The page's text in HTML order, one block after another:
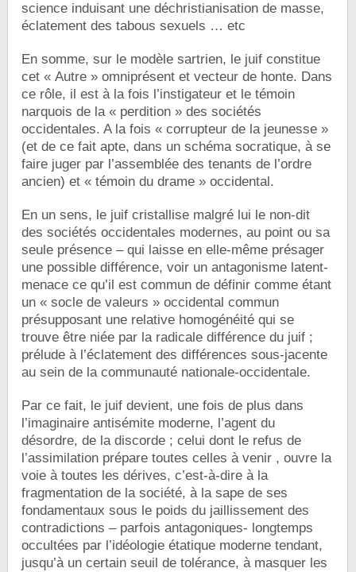
science induisant une déchristianisation de masse,
éclatement des tabous sexuels … etc
En somme, sur le modèle sartrien, le juif constitue
cet « Autre » omniprésent et vecteur de honte. Dans
ce rôle, il est à la fois l’instigateur et le témoin
narquois de la « perdition » des sociétés
occidentales. A la fois « corrupteur de la jeunesse »
(et de ce fait apte, dans un schéma socratique, à se
faire juger par l’assemblée des tenants de l’ordre
ancien) et « témoin du drame » occidental.
En un sens, le juif cristallise malgré lui le non-dit
des sociétés occidentales modernes, au point ou sa
seule présence – qui laisse en elle-même présager
une possible différence, voir un antagonisme latent-
menace ce qu’il est commun de définir comme étant
un « socle de valeurs » occidental commun
présupposant une relative homogénéité qui se
trouve être niée par la radicale différence du juif ;
prélude à l’éclatement des différences sous-jacente
au sein de la communauté nationale-occidentale.
Par ce fait, le juif devient, une fois de plus dans
l’imaginaire antisémite moderne, l’agent du
désordre, de la discorde ; celui dont le refus de
l’assimilation prépare toutes celles à venir , ouvre la
voie à toutes les dérives, c’est-à-dire à la
fragmentation de la société, à la sape de ses
fondamentaux sous le poids du jaillissement des
contradictions – parfois antagoniques- longtemps
occultées par l’idéologie étatique moderne tendant,
jusqu’à un certain seuil de tolérance, à masquer les